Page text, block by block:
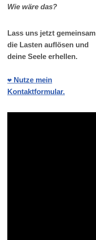
Wie wäre das?
Lass uns jetzt gemeinsam
die Lasten auflösen und
deine Seele erhellen.
❤️ Nutze mein
Kontaktformular.